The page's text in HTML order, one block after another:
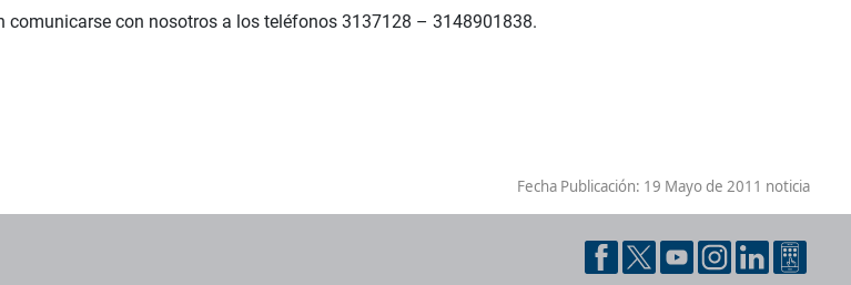
comunicarse con nosotros a los teléfonos 3137128 – 3148901838.
Fecha Publicación: 19 Mayo de 2011 noticia